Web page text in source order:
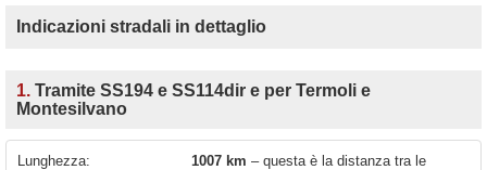
Indicazioni stradali in dettaglio
1. Tramite SS194 e SS114dir e per Termoli e
Montesilvano
Lunghezza: 1007 km – questa è la distanza tra le